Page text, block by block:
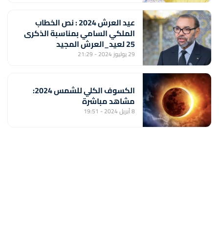
عيد العرش 2024 : نص الخطاب
الملكي السامي بمناسبة الذكرى
25 لعيد_العرش المجيد
29 يوليوز 2024 - 21:29
الكسوف الكلي للشمس 2024:
مشاهد مباشرة
8 أبريل 2024 - 19:51